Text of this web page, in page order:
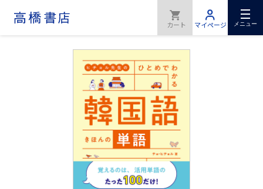
メニュー